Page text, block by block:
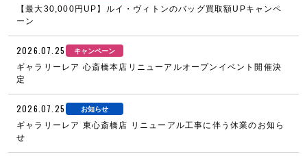
【最大30,000円UP】ルイ・ヴィトンのバッグ買取額UPキャンペ
ーン
2026.07.25 キャンペーン
ギャラリーレア 心斎橋本店リニューアルオープンイベント開催決
定
2026.07.25 お知らせ
ギャラリーレア 東心斎橋店 リニューアル工事に伴う休業のお知ら
せ